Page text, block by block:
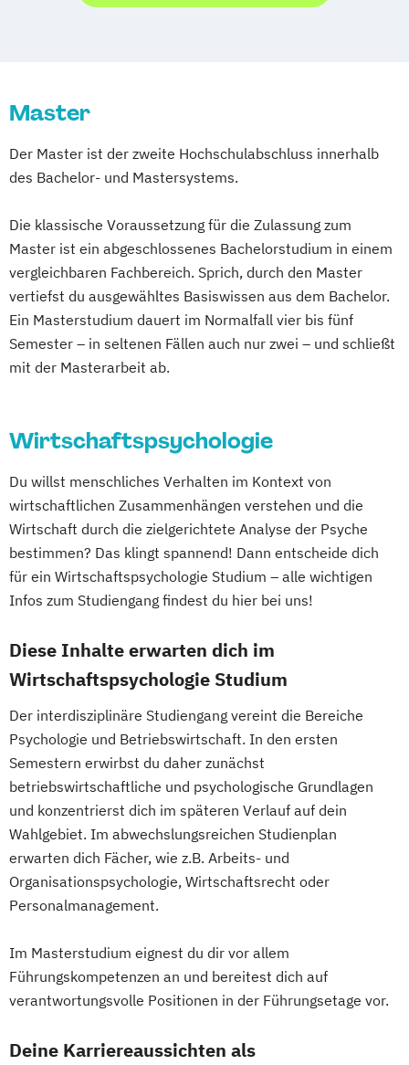
Wirtschaftspsychologie & Künstliche
Intelligenz
Wirtschaftspsychologie im Online-
Abendstudium
Angewandte Psychologie: Arbeits-
Angewandte Psychologie:
Wirtschaftspsychologie
Business Psychology
Grundwissen Psychologie
Psychologisches Sicherheitsmanagement
Master
Der Master ist der zweite Hochschulabschluss innerhalb
des Bachelor- und Mastersystems.
Die klassische Voraussetzung für die Zulassung zum
Master ist ein abgeschlossenes Bachelorstudium in einem
vergleichbaren Fachbereich. Sprich, durch den Master
vertiefst du ausgewähltes Basiswissen aus dem Bachelor.
Ein Masterstudium dauert im Normalfall vier bis fünf
Semester – in seltenen Fällen auch nur zwei – und schließt
mit der Masterarbeit ab.
Wirtschaftspsychologie
Du willst menschliches Verhalten im Kontext von
wirtschaftlichen Zusammenhängen verstehen und die
Wirtschaft durch die zielgerichtete Analyse der Psyche
bestimmen? Das klingt spannend! Dann entscheide dich
für ein Wirtschaftspsychologie Studium – alle wichtigen
Infos zum Studiengang findest du hier bei uns!
Diese Inhalte erwarten dich im
Wirtschaftspsychologie Studium
Der interdisziplinäre Studiengang vereint die Bereiche
Psychologie und Betriebswirtschaft. In den ersten
Semestern erwirbst du daher zunächst
betriebswirtschaftliche und psychologische Grundlagen
und konzentrierst dich im späteren Verlauf auf dein
Wahlgebiet. Im abwechslungsreichen Studienplan
erwarten dich Fächer, wie z.B. Arbeits- und
Organisationspsychologie, Wirtschaftsrecht oder
Personalmanagement.
Im Masterstudium eignest du dir vor allem
Führungskompetenzen an und bereitest dich auf
verantwortungsvolle Positionen in der Führungsetage vor.
Deine Karriereaussichten als